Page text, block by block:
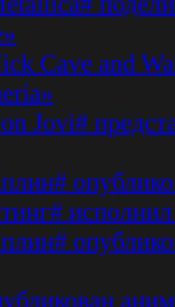
Cave and
Jovi#